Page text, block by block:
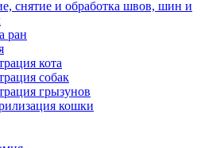
снятие и обработка швов, шин и
ран
кота
собак
грызунов
кошки